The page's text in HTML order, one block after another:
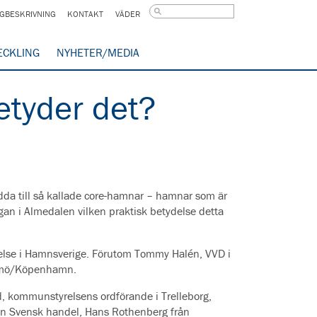
KONTAKT VÄDER
NYHETER/MEDIA
det?
till så kallade core-hamnar – hamnar som är
i Almedalen vilken praktisk betydelse detta
i Hamnsverige. Förutom Tommy Halén, VVD i
Köpenhamn.
ordförande i Trelleborg,
Svensk handel, Hans Rothenberg från